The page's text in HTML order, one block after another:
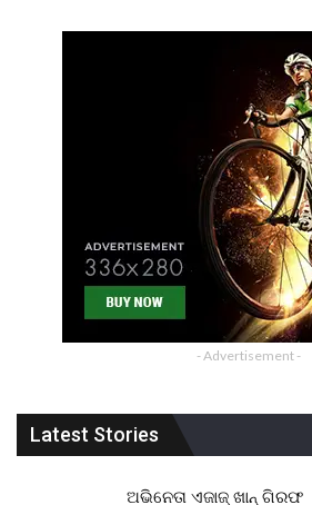
- Advertisement -
Latest Stories
ଅଭିନେତା ଏଜାଜ୍ ଖାନ୍ ଗିରଫ